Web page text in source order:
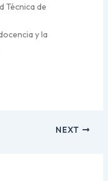
Técnica de
y la
NEXT